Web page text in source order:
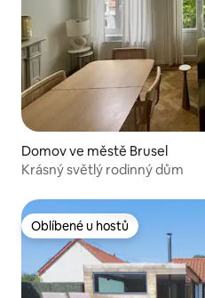
Domov ve městě Brusel
Krásný světlý rodinný dům
Oblíbené u hostů
Oblíbené u hostů